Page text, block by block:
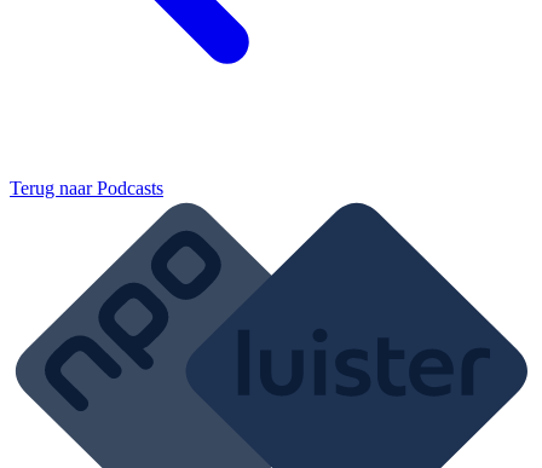
Terug naarPodcasts